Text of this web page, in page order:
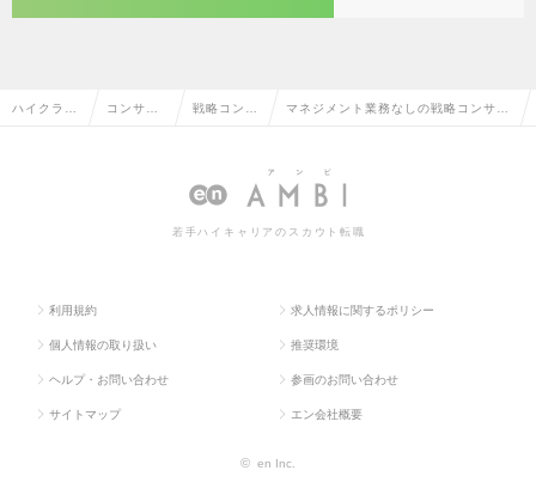
ハイクラス コンサル 戦略コンサ マネジメント業務なしの戦略コンサル
若手ハイキャリアのスカウト転職
利用規約 求人情報に関するポリシー
個人情報の取り扱い 推奨環境
ヘルプ・お問い合わせ 参画のお問い合わせ
サイトマップ エン会社概要
© en Inc.